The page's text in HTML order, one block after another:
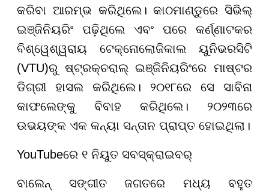
କରିବା ଆରମ୍ଭ କରିଥିଲେ। କାଠମାଣ୍ଡୁରେ ସିଭିଲ୍
ଇଞ୍ଜିନିୟରିଂ ପଢ଼ିଥିଲେ ଏବଂ ପରେ କର୍ଣ୍ଣାଟକର
ବିଶ୍ୱେଶ୍ୱରାୟ ଟେକ୍ନୋଲୋଜିକାଲ ୟୁନିଭରସିଟି
(VTU)ରୁ ଷ୍ଟ୍ରକ୍ଚରାଲ୍ ଇଞ୍ଜିନିୟରିଂରେ ମାଷ୍ଟର
ଡିଗ୍ରୀ ହାସଲ କରିଥିଲେ। ୨୦୧୮ରେ ସେ ସାବିନା
କାଫଲେଙ୍କୁ ବିବାହ କରିଥିଲେ। ୨୦୨୩ରେ
ଉଭୟଙ୍କ ଏକ କନ୍ୟା ସନ୍ତାନ ପ୍ରାପ୍ତ ହୋଇଥିଲା।
YouTubeରେ ୧ ନିୟୁତ ସବସ୍କ୍ରାଇବର୍
ବାଲେନ୍ ସଙ୍ଗୀତ ଜଗତରେ ମଧ୍ୟ ବହୁତ